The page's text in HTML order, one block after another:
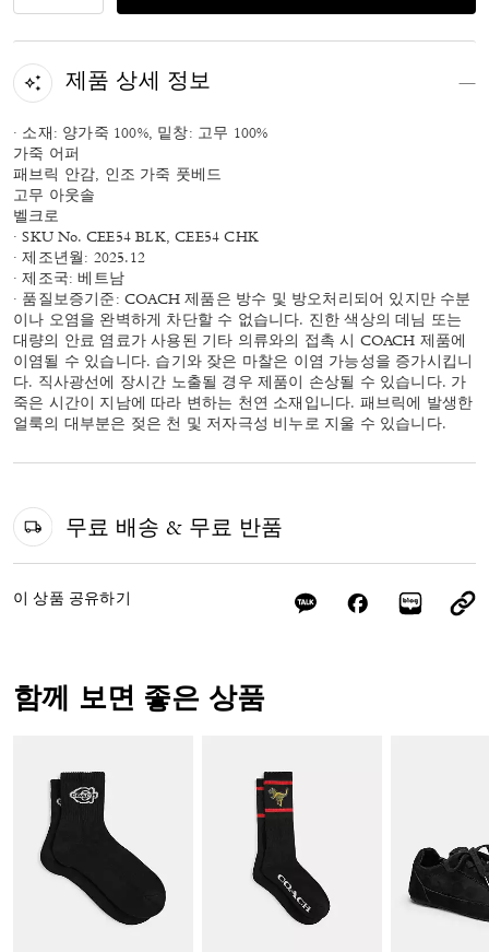
제품 상세 정보
· 소재: 양가죽 100%, 밑창: 고무 100%
가죽 어퍼
패브릭 안감, 인조 가죽 풋베드
고무 아웃솔
벨크로
· SKU No. CEE54 BLK, CEE54 CHK
· 제조년월: 2025.12
· 제조국: 베트남
· 품질보증기준: COACH 제품은 방수 및 방오처리되어 있지만 수분
이나 오염을 완벽하게 차단할 수 없습니다. 진한 색상의 데님 또는
대량의 안료 염료가 사용된 기타 의류와의 접촉 시 COACH 제품에
이염될 수 있습니다. 습기와 잦은 마찰은 이염 가능성을 증가시킵니
다. 직사광선에 장시간 노출될 경우 제품이 손상될 수 있습니다. 가
죽은 시간이 지남에 따라 변하는 천연 소재입니다. 패브릭에 발생한
얼룩의 대부분은 젖은 천 및 저자극성 비누로 지울 수 있습니다.
무료 배송 & 무료 반품
이 상품 공유하기
함께 보면 좋은 상품